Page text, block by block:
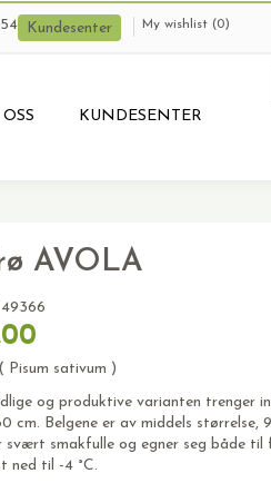
Kundesenter My wishlist (0)
KUNDESENTER
AVOLA
sativum )
og produktive varianten trenger
cm. Belgene er av middels størrelse,
svært smakfulle og egner seg både til
ned til -4 °C.